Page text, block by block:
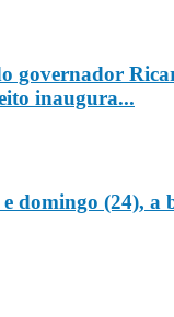
governador
inaugura...
e domingo (24), a